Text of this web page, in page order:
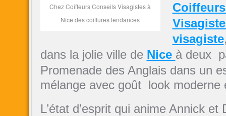
Chez Coiffeurs Conseils Visagistes à
Nice des coiffures tendances
visagiste
dans la jolie ville de Nice à deux
Promenade des Anglais dans un
mélange avec goût look moderne
L’état d’esprit qui anime Annick et